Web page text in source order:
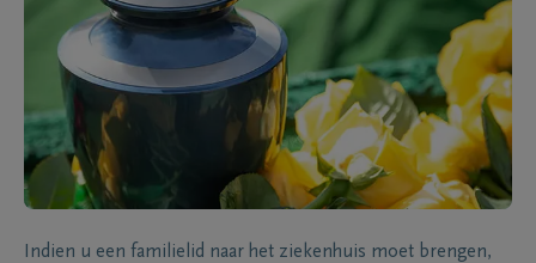
Indien u een familielid naar het ziekenhuis moet brengen,